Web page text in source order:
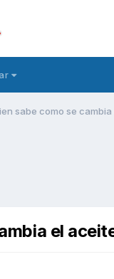
sabe como se
el